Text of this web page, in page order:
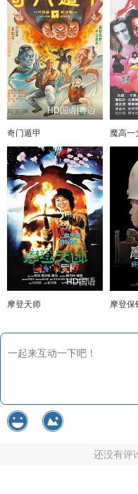
HD国语|粤语
奇门遁甲 魔高一
HD国语
摩登天师 摩登保
还没有评